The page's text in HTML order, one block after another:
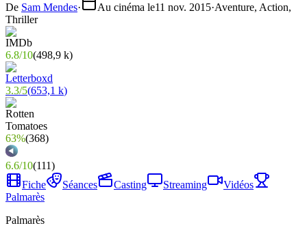
De Sam Mendes· Au cinéma le11 nov. 2015·Aventure, Action,
Thriller
6.8/10(498,9 k)
3.3/5(653,1 k)
63%(368)
6.6/10(111)
Fiche
Séances Casting Streaming
Vidéos
Palmarès
Palmarès